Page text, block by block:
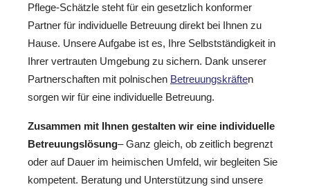
Pflege-Schätzle steht für ein gesetzlich konformer
Partner für individuelle Betreuung direkt bei Ihnen zu
Hause. Unsere Aufgabe ist es, Ihre Selbstständigkeit in
Ihrer vertrauten Umgebung zu sichern. Dank unserer
Partnerschaften mit polnischen Betreuungskräften
sorgen wir für eine individuelle Betreuung.
Zusammen mit Ihnen gestalten wir eine individuelle
Betreuungslösung– Ganz gleich, ob zeitlich begrenzt
oder auf Dauer im heimischen Umfeld, wir begleiten Sie
kompetent. Beratung und Unterstützung sind unsere